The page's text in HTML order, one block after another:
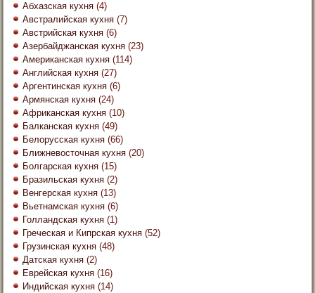
Абхазская кухня (4)
Австралийская кухня (7)
Австрийская кухня (6)
Азербайджанская кухня (23)
Американская кухня (114)
Английская кухня (27)
Аргентинская кухня (6)
Армянская кухня (24)
Африканская кухня (10)
Балканская кухня (49)
Белорусская кухня (66)
Ближневосточная кухня (20)
Болгарская кухня (15)
Бразильская кухня (2)
Венгерская кухня (13)
Вьетнамская кухня (6)
Голландская кухня (1)
Греческая и Кипрская кухня (52)
Грузинская кухня (48)
Датская кухня (2)
Еврейская кухня (16)
Индийская кухня (14)